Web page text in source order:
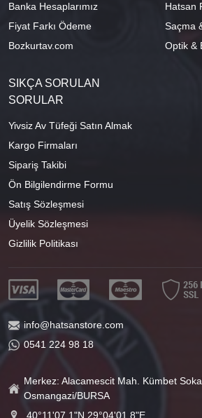
Banka Hesaplarımız
Fiyat Farkı Ödeme
Bozkurtav.com
Hatsan
Saçma
Optik &
SIKÇA SORULAN
SORULAR
Yivsiz Av Tüfeği Satın Almak
Kargo Firmaları
Sipariş Takibi
Ön Bilgilendirme Formu
Satış Sözleşmesi
Üyelik Sözleşmesi
Gizlilik Politikası
info@hatsanstore.com
0541 224 98 18
Merkez: Alacamescit Mah. Kümbet
Osmangazi/BURSA
40°11'07.1"N 29°04'01.8"E